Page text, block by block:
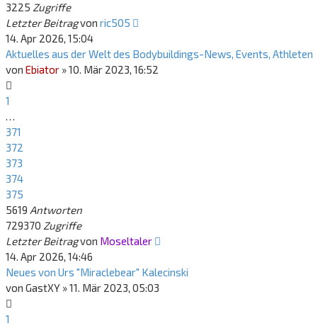
3225 Zugriffe
Letzter Beitragvon ric505
14. Apr 2026, 15:04
Aktuelles aus der Welt des Bodybuildings-News, Events, Athleten
von Ebiator »10. Mär 2023, 16:52
1
…
371
372
373
374
375
5619 Antworten
729370 Zugriffe
Letzter Beitragvon Moseltaler
14. Apr 2026, 14:46
Neues von Urs "Miraclebear" Kalecinski
von GastXY »11. Mär 2023, 05:03
1